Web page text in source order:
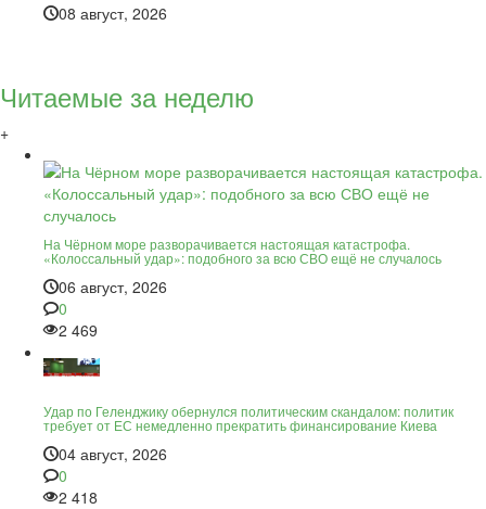
08 август, 2026
Читаемые за неделю
+
На Чёрном море разворачивается настоящая катастрофа.
«Колоссальный удар»: подобного за всю СВО ещё не случалось
06 август, 2026
0
2 469
Удар по Геленджику обернулся политическим скандалом: политик
требует от ЕС немедленно прекратить финансирование Киева
04 август, 2026
0
2 418